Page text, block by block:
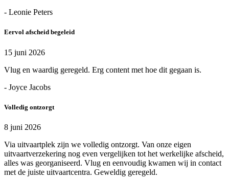
- Leonie Peters
Eervol afscheid begeleid
15 juni 2026
Vlug en waardig geregeld. Erg content met hoe dit gegaan is.
- Joyce Jacobs
Volledig ontzorgt
8 juni 2026
Via uitvaartplek zijn we volledig ontzorgt. Van onze eigen
uitvaartverzekering nog even vergelijken tot het werkelijke afscheid,
alles was georganiseerd. Vlug en eenvoudig kwamen wij in contact
met de juiste uitvaartcentra. Geweldig geregeld.